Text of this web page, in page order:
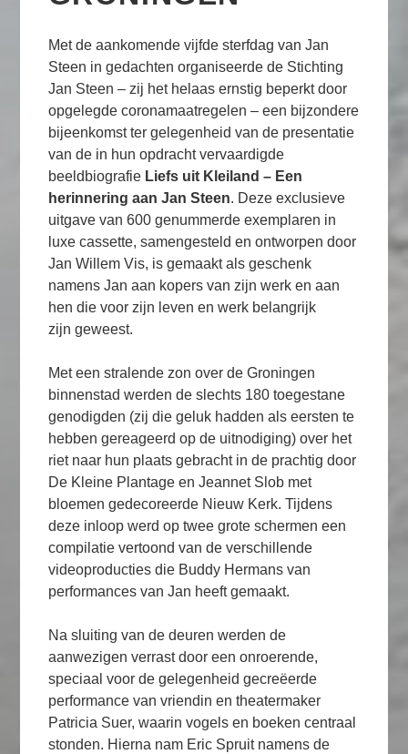
Met de aankomende vijfde sterfdag van Jan
Steen in gedachten organiseerde de Stichting
Jan Steen – zij het helaas ernstig beperkt door
opgelegde coronamaatregelen – een bijzondere
bijeenkomst ter gelegenheid van de presentatie
van de in hun opdracht vervaardigde
beeldbiografie Liefs uit Kleiland – Een
herinnering aan Jan Steen. Deze exclusieve
uitgave van 600 genummerde exemplaren in
luxe cassette, samengesteld en ontworpen door
Jan Willem Vis, is gemaakt als geschenk
namens Jan aan kopers van zijn werk en aan
hen die voor zijn leven en werk belangrijk
zijn geweest.
Met een stralende zon over de Groningen
binnenstad werden de slechts 180 toegestane
genodigden (zij die geluk hadden als eersten te
hebben gereageerd op de uitnodiging) over het
riet naar hun plaats gebracht in de prachtig door
De Kleine Plantage en Jeannet Slob met
bloemen gedecoreerde Nieuw Kerk. Tijdens
deze inloop werd op twee grote schermen een
compilatie vertoond van de verschillende
videoproducties die Buddy Hermans van
performances van Jan heeft gemaakt.
Na sluiting van de deuren werden de
aanwezigen verrast door een onroerende,
speciaal voor de gelegenheid gecreëerde
performance van vriendin en theatermaker
Patricia Suer, waarin vogels en boeken centraal
stonden. Hierna nam Eric Spruit namens de